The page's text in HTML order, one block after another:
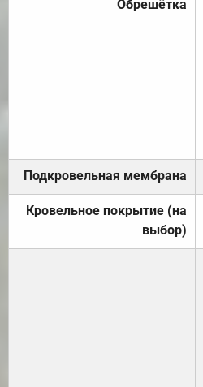
Обрешётка
Подкровельная мембрана
Кровельное покрытие (на
выбор)